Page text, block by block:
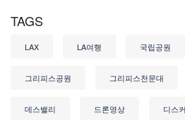
TAGS
LAX LA여행 국립공원
그리피스공원 그리피스천문대
데스밸리 드론영상 디스